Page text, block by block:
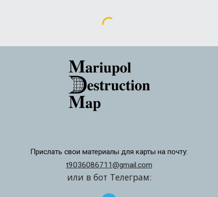
Прислать свои материалы для карты на почту:
t9036086711@gmail.com
или в бот Телеграм: